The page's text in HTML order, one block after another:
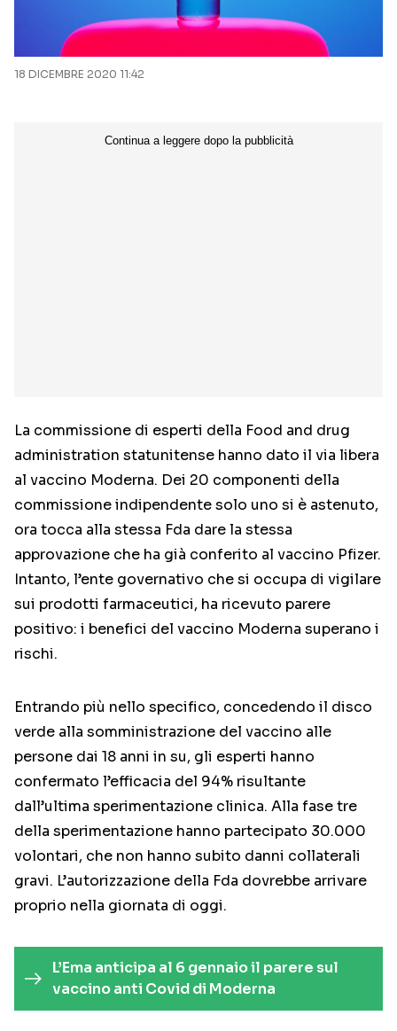
18 DICEMBRE 2020 11:42
La commissione di esperti della Food and drug
administration statunitense hanno dato il via libera
al vaccino Moderna. Dei 20 componenti della
commissione indipendente solo uno si è astenuto,
ora tocca alla stessa Fda dare la stessa
approvazione che ha già conferito al vaccino Pfizer.
Intanto, l’ente governativo che si occupa di vigilare
sui prodotti farmaceutici, ha ricevuto parere
positivo: i benefici del vaccino Moderna superano i
rischi.
Entrando più nello specifico, concedendo il disco
verde alla somministrazione del vaccino alle
persone dai 18 anni in su, gli esperti hanno
confermato l’efficacia del 94% risultante
dall’ultima sperimentazione clinica. Alla fase tre
della sperimentazione hanno partecipato 30.000
volontari, che non hanno subito danni collaterali
gravi. L’autorizzazione della Fda dovrebbe arrivare
proprio nella giornata di oggi.
L’Ema anticipa al 6 gennaio il parere sul
vaccino anti Covid di Moderna